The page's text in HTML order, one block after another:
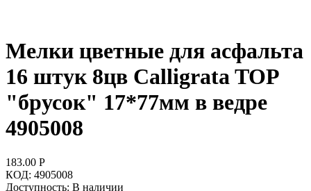
Мелки цветные для асфальта
16 штук 8цв Calligrata TOP
"брусок" 17*77мм в ведре
4905008
183.00 Р
КОД: 4905008
Доступность: В наличии